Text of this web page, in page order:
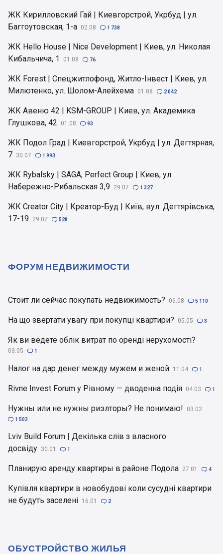
ЖК Кирилловский Гай | Киевгорстрой, Укрбуд | ул.
Баггоутовская, 1-а 02.08  1 738
ЖК Hello House | Nice Development | Киев, ул. Николая
Кибальчича, 1
01.08  76
ЖК Forest | Спецжитлофонд, Житло-Інвест | Киев, ул.
Милютенко, ул. Шолом-Алейхема 01.08  2 042
ЖК Авеню 42 | KSM-GROUP | Киев, ул. Академика
Глушкова, 42
01.08  93
ЖК Подол Град | Киевгорстрой, Укрбуд | ул. Дегтярная,
7 30.07  1 993
ЖК Rybalsky | SAGA, Perfect Group | Киев, ул.
Набережно-Рибальская 3,9 29.07  1 327
ЖК Creator City | Креатор-Буд | Київ, вул. Дегтярівська,
17-19 29.07  528
Стоит ли сейчас покупать недвижимость? 06.08  5 110
На що звертати увагу при покупці квартири? 05.05  3
Як ви ведете облік витрат по оренді нерухомості?
03.05  1
Налог на дар денег между мужем и женой 11.04  1
Rivne Invest Forum у Рівному — дводенна подія 04.03  1
Нужны или не нужны риэлторы? Не понимаю! 03.02
 1 503
Lviv Build Forum | Декілька слів з власного
досвіду 30.01  1
Планирую аренду квартиры в районе Подола 27.01  4
Купівля квартири в новобудові коли сусудні квартири
не будуть заселені 16.01  2
ФОРУМ НЕДВИЖИМОСТИ
ОБУСТРОЙСТВО ЖИЛЬЯ